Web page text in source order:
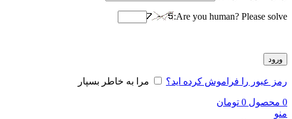
Are you human? Please solve:
ورود
رمز عبور را فراموش کرده اید؟ مرا به خاطر بسپار
0 محصول 0 تومان
منو